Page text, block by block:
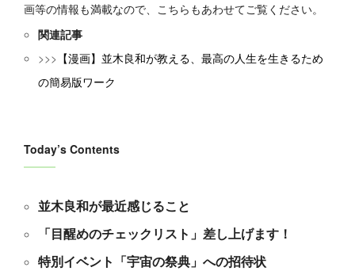
画等の情報も満載なので、こちらもあわせてご覧ください。
関連記事
>>> 【漫画】並木良和が教える、最高の人生を生きるため
の簡易版ワーク
Today’s Contents
並木良和が最近感じること
「目醒めのチェックリスト」差し上げます！
特別イベント「宇宙の祭典」への招待状